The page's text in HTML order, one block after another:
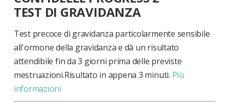
della
galleria
di
immagini
TEST DI GRAVIDANZA
Test precoce di gravidanza particolarmente sensibile
all'ormone della gravidanza e dà un risultato
attendibile fin da 3 giorni prima delle previste
mestruazioni.Risultato in appena 3 minuti. Più
informazioni